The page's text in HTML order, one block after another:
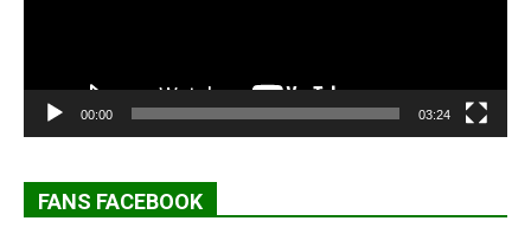
00:00 03:24
FANS FACEBOOK